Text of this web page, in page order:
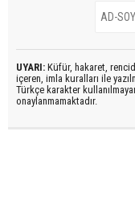
UYARI: Küfür, hakaret,
içeren, imla kuralları ile
Türkçe karakter
onaylanmamaktadır.